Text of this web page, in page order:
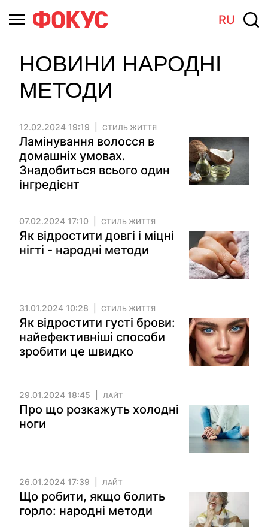
RU
НОВИНИ НАРОДНІ
МЕТОДИ
12.02.2024 19:19 СТИЛЬ ЖИТТЯ
Ламінування волосся в
домашніх умовах.
Знадобиться всього один
інгредієнт
07.02.2024 17:10 СТИЛЬ ЖИТТЯ
Як відростити довгі і міцні
нігті - народні методи
31.01.2024 10:28 СТИЛЬ ЖИТТЯ
Як відростити густі брови:
найефективніші способи
зробити це швидко
29.01.2024 18:45 ЛАЙТ
Про що розкажуть холодні
ноги
26.01.2024 17:39 ЛАЙТ
Що робити, якщо болить
горло: народні методи